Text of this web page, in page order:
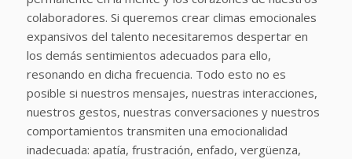
colaboradores. Si queremos crear climas emocionales
expansivos del talento necesitaremos despertar en
los demás sentimientos adecuados para ello,
resonando en dicha frecuencia. Todo esto no es
posible si nuestros mensajes, nuestras interacciones,
nuestros gestos, nuestras conversaciones y nuestros
comportamientos transmiten una emocionalidad
inadecuada: apatía, frustración, enfado, vergüenza,